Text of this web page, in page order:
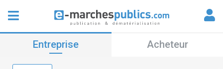
Entreprise Acheteur